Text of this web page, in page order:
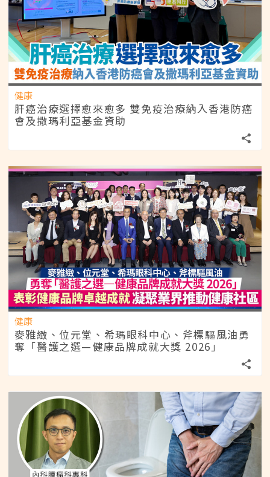
健康
肝癌治療選擇愈來愈多 雙免疫治療納入香港防癌
會及撒瑪利亞基金資助
健康
麥雅緻、位元堂、希瑪眼科中心、斧標驅風油勇
奪「醫護之選—健康品牌成就大獎 2026」